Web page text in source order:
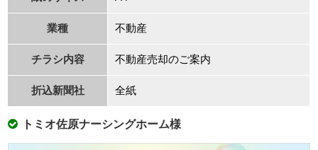
業種 不動産
チラシ内容 不動産売却のご案内
折込新聞社 全紙
トミオ佐原ナーシングホーム様